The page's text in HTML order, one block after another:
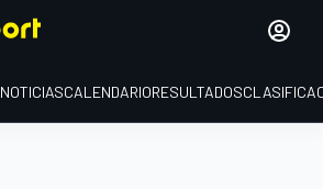
NOTICIASCALENDARIORESULTADOS